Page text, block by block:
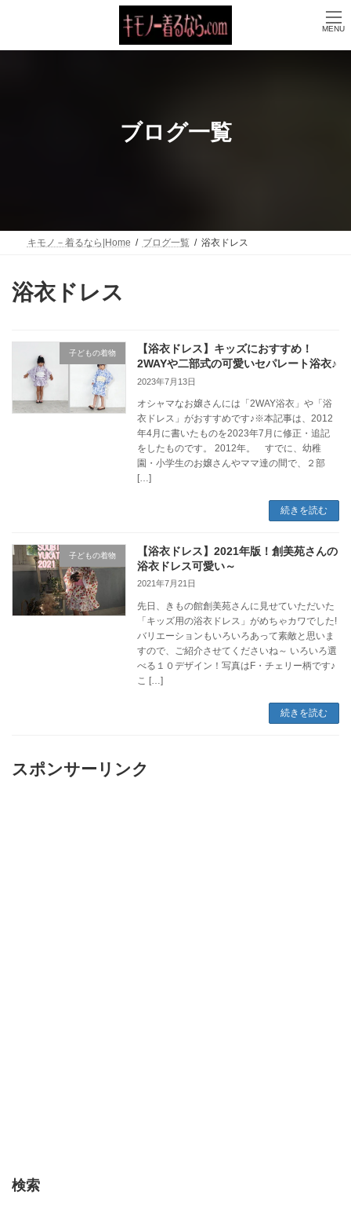
ン
ー
ブログ一覧
キモノ－着るなら|Home ブログ一覧 浴衣ドレス
浴衣ドレス
子どもの着物
【浴衣ドレス】キッズにおすすめ！
2WAYや二部式の可愛いセパレート浴衣♪
2023年7月13日
オシャマなお嬢さんには「2WAY浴衣」や「浴
衣ドレス」がおすすめです♪※本記事は、2012
年4月に書いたものを2023年7月に修正・追記
をしたものです。 2012年。 すでに、幼稚
園・小学生のお嬢さんやママ達の間で、２部
[…]
続きを読む
子どもの着物
【浴衣ドレス】2021年版！創美苑さんの
浴衣ドレス可愛い～
2021年7月21日
先日、きもの館創美苑さんに見せていただいた
「キッズ用の浴衣ドレス」がめちゃカワでした!
バリエーションもいろいろあって素敵と思いま
すので、ご紹介させてくださいね～ いろいろ選
べる１０デザイン！写真はF・チェリー柄です♪
こ […]
続きを読む
スポンサーリンク
検索
MENU